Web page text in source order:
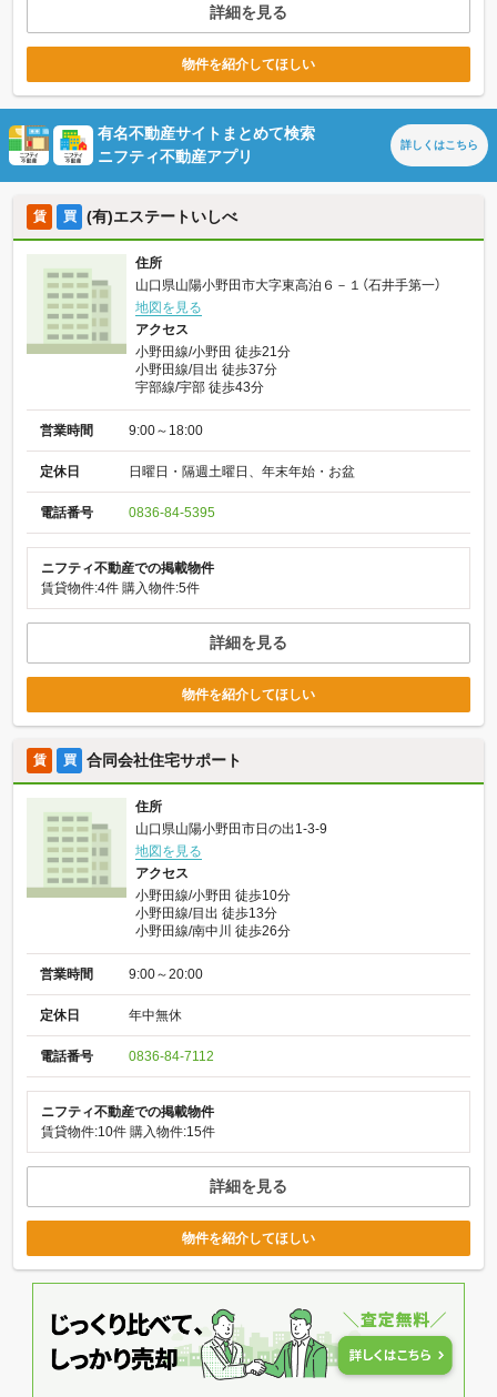
詳細を見る
物件を紹介してほしい
有名不動産サイトまとめて検索
ニフティ不動産アプリ
詳しくはこちら
賃 買 (有)エステートいしべ
住所
山口県山陽小野田市大字東高泊６－１（石井手第一）
地図を見る
アクセス
小野田線/小野田 徒歩21分
小野田線/目出 徒歩37分
宇部線/宇部 徒歩43分
営業時間 9:00～18:00
定休日 日曜日・隔週土曜日、年末年始・お盆
電話番号 0836-84-5395
ニフティ不動産での掲載物件
賃貸物件:4件 購入物件:5件
詳細を見る
物件を紹介してほしい
賃 買 合同会社住宅サポート
住所
山口県山陽小野田市日の出1-3-9
地図を見る
アクセス
小野田線/小野田 徒歩10分
小野田線/目出 徒歩13分
小野田線/南中川 徒歩26分
営業時間 9:00～20:00
定休日 年中無休
電話番号 0836-84-7112
ニフティ不動産での掲載物件
賃貸物件:10件 購入物件:15件
詳細を見る
物件を紹介してほしい